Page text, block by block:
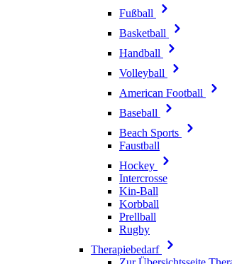
Fußball
Basketball
Handball
Volleyball
American Football
Baseball
Beach Sports
Faustball
Hockey
Intercrosse
Kin-Ball
Korbball
Prellball
Rugby
Therapiebedarf